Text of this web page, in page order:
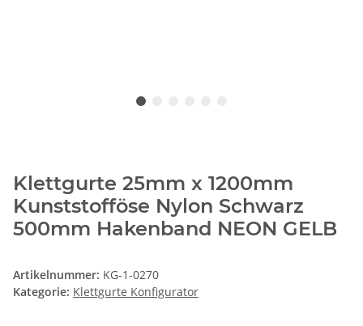
Klettgurte 25mm x 1200mm
Kunststofföse Nylon Schwarz
500mm Hakenband NEON GELB
Artikelnummer: KG-1-0270
Kategorie: Klettgurte Konfigurator